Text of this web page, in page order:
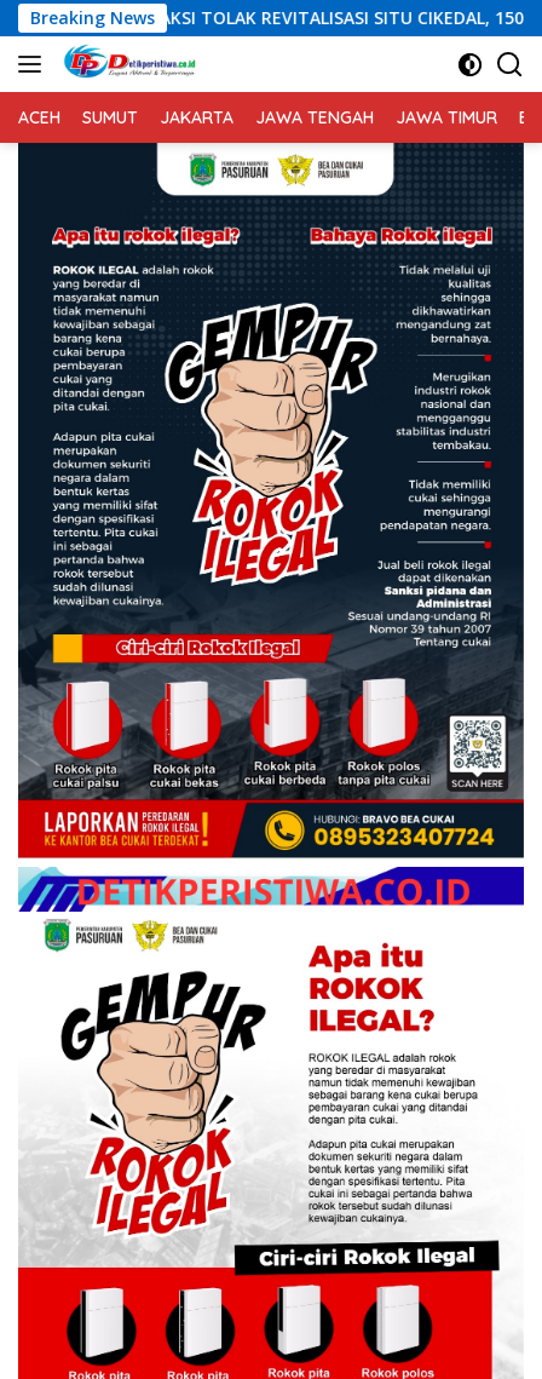
Langsung
ke
konten
Breaking News
REVITALISASI SITU CIKEDAL, 150 PESERTA SERUKAN
ACEH SUMUT JAKARTA JAWA TENGAH JAWA TIMUR